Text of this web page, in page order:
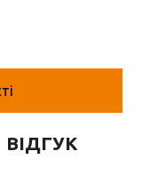
ВІДГУК